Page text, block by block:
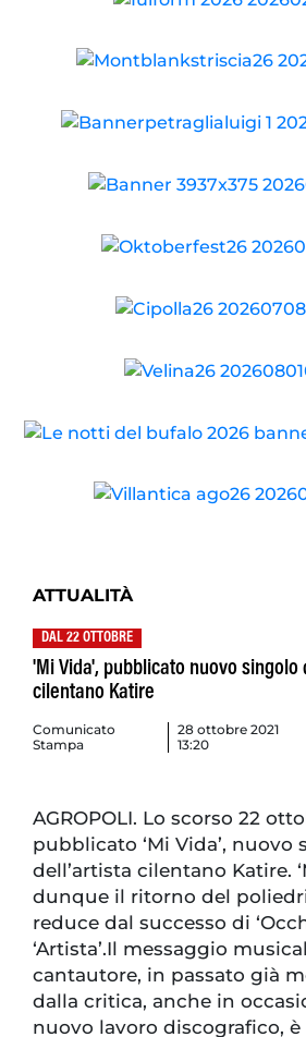
ATTUALITÀ
DAL 22 OTTOBRE
'Mi Vida', pubblicato nuovo singolo
cilentano Katire
Comunicato
Stampa
28 ottobre 2021
13:20
AGROPOLI. Lo scorso 22
pubblicato ‘Mi Vida’, nuovo
dell’artista cilentano Katire.
dunque il ritorno del
reduce dal successo di
‘Artista’.Il messaggio
cantautore, in passato già
dalla critica, anche in
nuovo lavoro discografico,